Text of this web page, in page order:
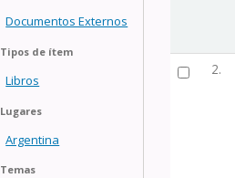
Documentos Externos
Tipos de ítem
Libros
Lugares
Argentina
Temas
2.